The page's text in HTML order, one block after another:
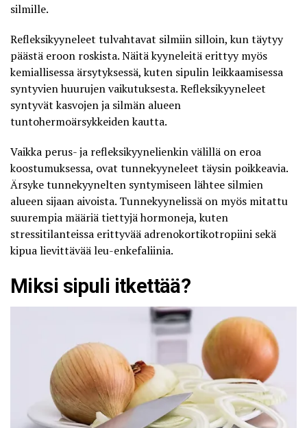
silmille.
Refleksikyyneleet tulvahtavat silmiin silloin, kun täytyy
päästä eroon roskista. Näitä kyyneleitä erittyy myös
kemiallisessa ärsytyksessä, kuten sipulin leikkaamisessa
syntyvien huurujen vaikutuksesta. Refleksikyyneleet
syntyvät kasvojen ja silmän alueen
tuntohermoärsykkeiden kautta.
Vaikka perus- ja refleksikyynelienkin välillä on eroa
koostumuksessa, ovat tunnekyyneleet täysin poikkeavia.
Ärsyke tunnekyynelten syntymiseen lähtee silmien
alueen sijaan aivoista. Tunnekyynelissä on myös mitattu
suurempia määriä tiettyjä hormoneja, kuten
stressitilanteissa erittyvää adrenokortikotropiini sekä
kipua lievittävää leu-enkefaliinia.
Miksi sipuli itkettää?